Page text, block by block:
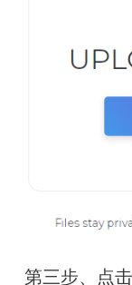
第三步、点